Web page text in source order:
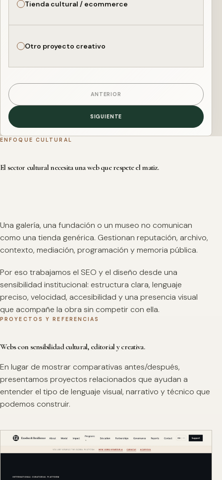
Tienda cultural / ecommerce
Otro proyecto creativo
ANTERIOR
SIGUIENTE
ENFOQUE CULTURAL
El sector cultural necesita una web que respete el matiz.
Una galería, una fundación o un museo no comunican
como una tienda genérica. Gestionan reputación, archivo,
contexto, mediación, programación y memoria pública.
Por eso trabajamos el SEO y el diseño desde una
sensibilidad institucional: estructura clara, lenguaje
preciso, velocidad, accesibilidad y una presencia visual
que acompañe la obra sin competir con ella.
PROYECTOS Y REFERENCIAS
Webs con sensibilidad cultural, editorial y creativa.
En lugar de mostrar comparativas antes/después,
presentamos proyectos relacionados que ayudan a
entender el tipo de lenguaje visual, narrativo y técnico que
podemos construir.